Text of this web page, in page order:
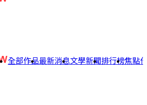
全部作品最新消息文學新聞排行榜焦點